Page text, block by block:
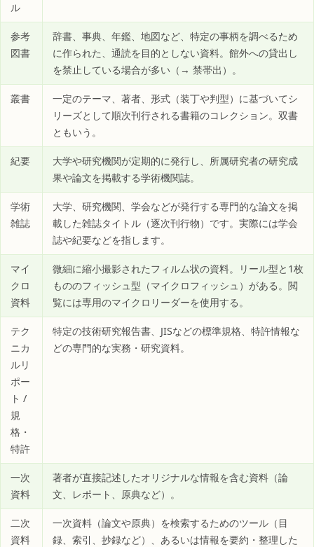
ル
参考
図書
辞書、事典、年鑑、地図など、特定の事柄を調べるため
に作られた、通読を目的としない資料。館外への貸出し
を禁止している場合が多い（→ 禁帯出）。
叢書
一定のテーマ、著者、形式（装丁や判型）に基づいてシ
リーズとして順次刊行される書籍のコレクション。双書
ともいう。
紀要
大学や研究機関が定期的に発行し、所属研究者の研究成
果や論文を掲載する学術機関誌。
学術
雑誌
大学、研究機関、学会などが発行する専門的な論文を掲
載した雑誌タイトル（逐次刊行物）です。実際には学会
誌や紀要などを指します。
マイ
クロ
資料
微細に縮小撮影されたフィルム状の資料。リール型と1枚
もののフィッシュ型（マイクロフィッシュ）がある。閲
覧には専用のマイクロリーダーを使用する。
テク
ニカ
ルリ
ポー
ト /
規
格・
特許
特定の技術研究報告書、JISなどの標準規格、特許情報な
どの専門的な実務・研究資料。
一次
資料
著者が直接記述したオリジナルな情報を含む資料（論
文、レポート、原典など）。
二次
資料
一次資料（論文や原典）を検索するためのツール（目
録、索引、抄録など）、あるいは情報を要約・整理した